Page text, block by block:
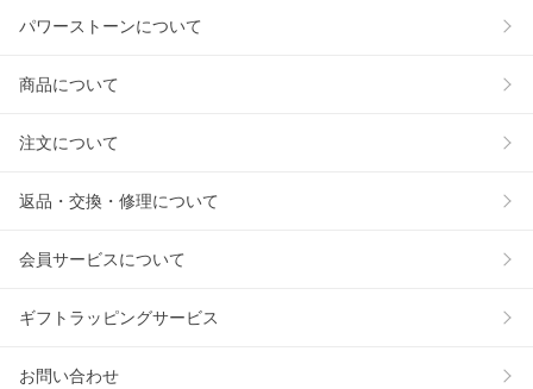
パワーストーンについて
商品について
注文について
返品・交換・修理について
会員サービスについて
ギフトラッピングサービス
お問い合わせ